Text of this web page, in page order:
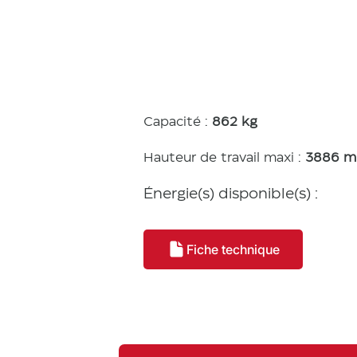
Capacité : 862 kg
Hauteur de travail maxi : 3886
Énergie(s) disponible(s) :
Fiche technique